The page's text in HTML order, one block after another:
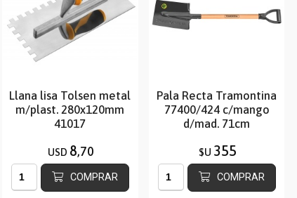
Llana lisa Tolsen metal
m/plast. 280x120mm
41017
USD 8,70
COMPRAR
Pala Recta Tramontina
77400/424 c/mango
d/mad. 71cm
$U 355
COMPRAR